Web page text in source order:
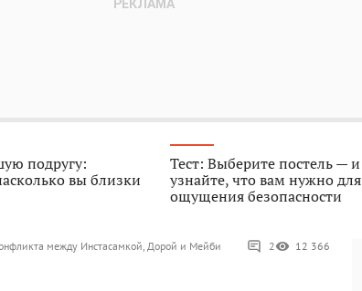
подругу:
вы близки
Тест: Выберите постель — и
узнайте, что вам нужно для
ощущения безопасности
между Инстасамкой, Дорой и Мейби
2 12 366